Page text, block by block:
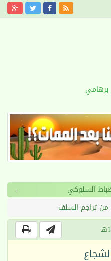
برهامي
السلوكي ›
من تراجم السلف